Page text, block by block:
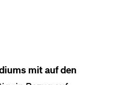
mit auf den